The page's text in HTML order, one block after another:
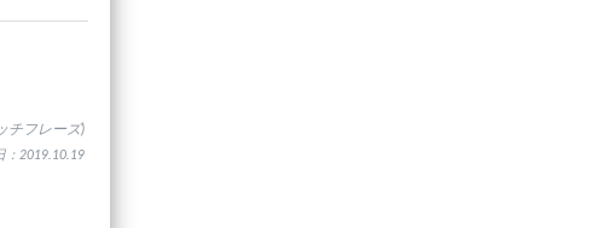
チフレーズ)
：2019.10.19